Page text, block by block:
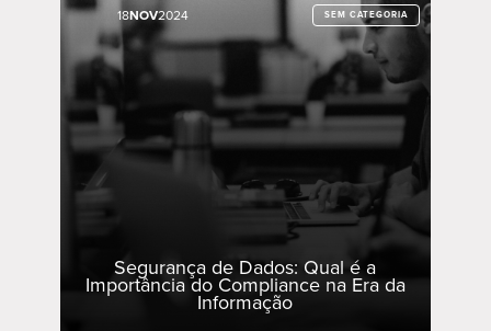
18NOV2024 SEM CATEGORIA
Segurança de Dados: Qual é a
Importância do Compliance na Era da
Informação
18NOV2024 SEM CATEGORIA